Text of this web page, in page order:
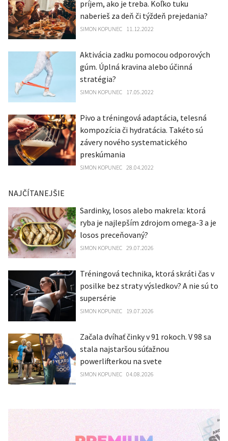
príjem, ako je treba. Koľko tuku
naberieš za deň či týždeň prejedania?
SIMON KOPUNEC 11.12.2022
Aktivácia zadku pomocou odporových
gúm. Úplná kravina alebo účinná
stratégia?
SIMON KOPUNEC 17.05.2022
Pivo a tréningová adaptácia, telesná
kompozícia či hydratácia. Takéto sú
závery nového systematického
preskúmania
SIMON KOPUNEC 28.04.2022
NAJČÍTANEJŠIE
Sardinky, losos alebo makrela: ktorá
ryba je najlepším zdrojom omega-3 a je
losos preceňovaný?
SIMON KOPUNEC 29.07.2026
Tréningová technika, ktorá skráti čas v
posilke bez straty výsledkov? A nie sú to
supersérie
SIMON KOPUNEC 19.07.2026
Začala dvíhať činky v 91 rokoch. V 98 sa
stala najstaršou súťažnou
powerlifterkou na svete
SIMON KOPUNEC 04.08.2026